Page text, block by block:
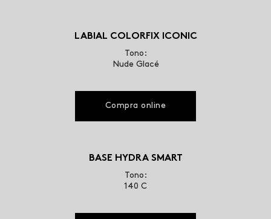
LABIAL COLORFIX ICONIC
Tono:
Nude Glacé
Compra online
BASE HYDRA SMART
Tono:
140 C